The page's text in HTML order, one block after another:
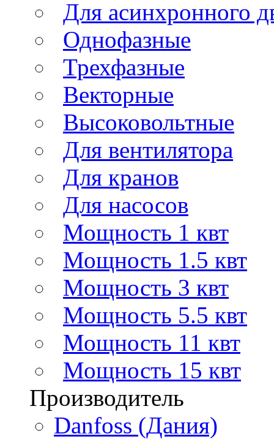
Для асинхронного
Однофазные
Трехфазные
Векторные
Высоковольтные
Для вентилятора
Для кранов
Для насосов
Мощность 1 квт
Мощность 1.5 квт
Мощность 3 квт
Мощность 5.5 квт
Мощность 11 квт
Мощность 15 квт
Производитель
Danfoss (Дания)